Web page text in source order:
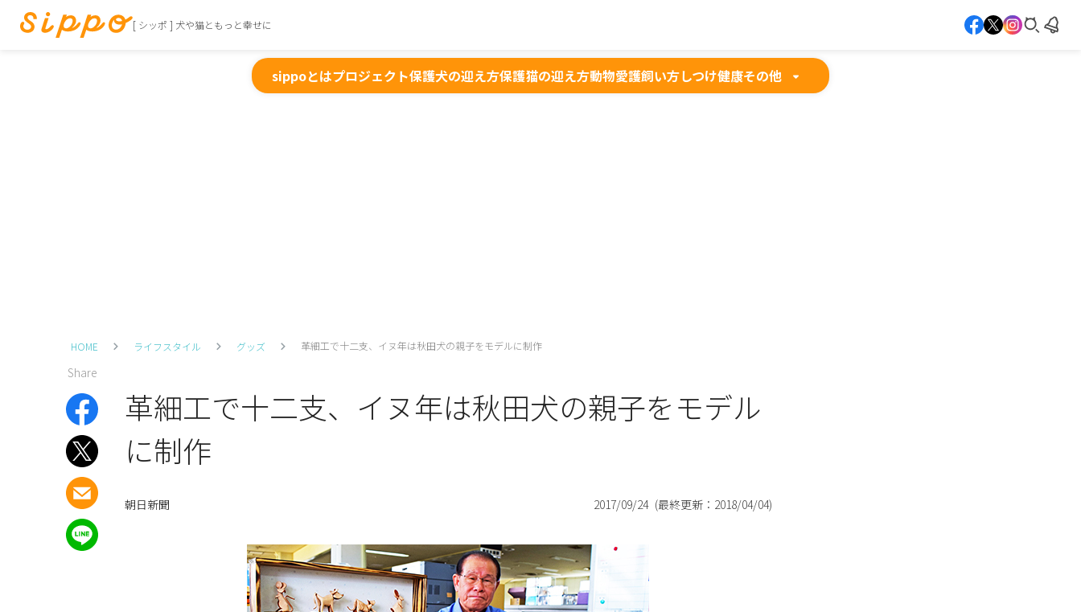
[ シッポ ] 犬や猫ともっと幸せに
sippoとはプロジェクト保護犬の迎え方保護猫の迎え方動物愛護飼い方しつけ健康その他
HOME ライフスタイル グッズ 革細工で十二支、イヌ年は秋田犬の親子をモデルに制作
Share
革細工で十二支、イヌ年は秋田犬の親子をモデル
に制作
朝日新聞 2017/09/24 (最終更新： 2018/04/04)